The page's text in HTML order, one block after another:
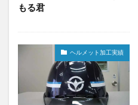
もる君
ヘルメット加工実績